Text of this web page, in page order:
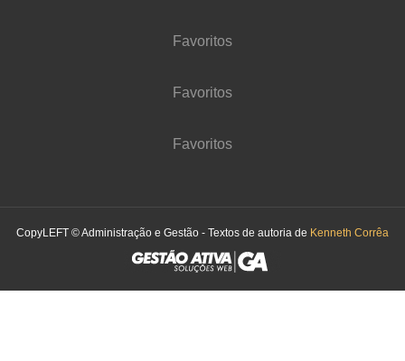
Favoritos
Favoritos
Favoritos
CopyLEFT © Administração e Gestão - Textos de autoria de Kenneth Corrêa